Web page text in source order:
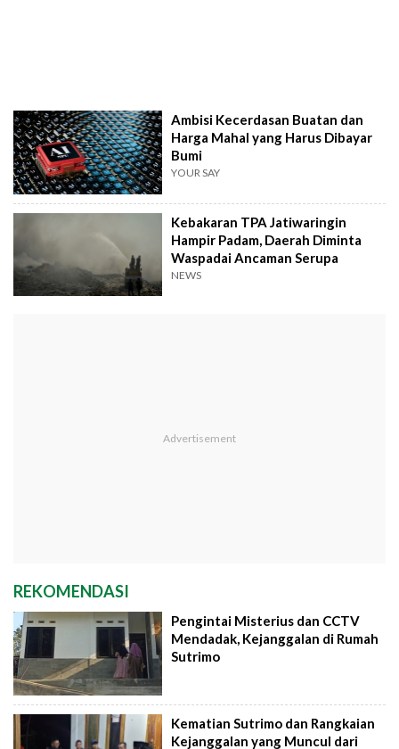
Ambisi Kecerdasan Buatan dan
Harga Mahal yang Harus Dibayar
Bumi
YOUR SAY
Kebakaran TPA Jatiwaringin
Hampir Padam, Daerah Diminta
Waspadai Ancaman Serupa
NEWS
REKOMENDASI
Pengintai Misterius dan CCTV
Mendadak, Kejanggalan di Rumah
Sutrimo
Kematian Sutrimo dan Rangkaian
Kejanggalan yang Muncul dari